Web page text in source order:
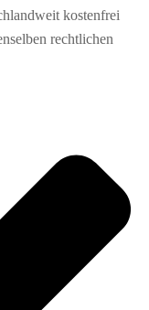
kostenfrei
rechtlichen